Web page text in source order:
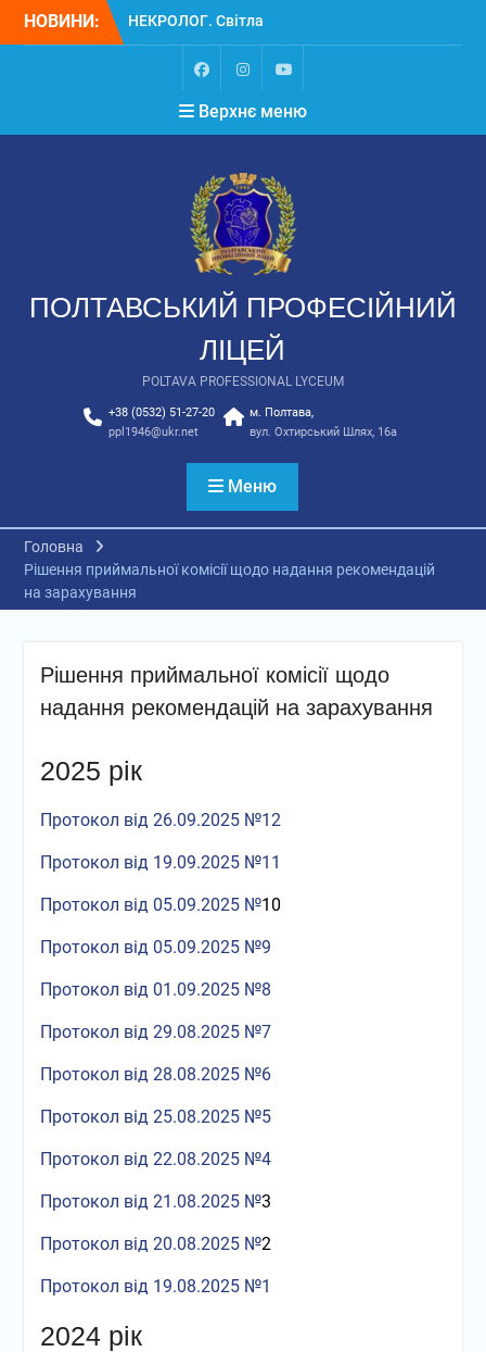
НОВИНИ:
НЕКРОЛОГ. Світла
пам’ять Замулі
Владиславу Васильовичу
Вступ для ТОТ 2026
Верхнє меню
ПОЛТАВСЬКИЙ ПРОФЕСІЙНИЙ
ЛІЦЕЙ
POLTAVA PROFESSIONAL LYCEUM
+38 (0532) 51-27-20
ppl1946@ukr.net
м. Полтава,
вул. Охтирський Шлях, 16а
Меню
Головна
Рішення приймальної комісії щодо надання рекомендацій
на зарахування
Рішення приймальної комісії щодо
надання рекомендацій на зарахування
2025 рік
Протокол від 26.09.2025 №12
Протокол від 19.09.2025 №11
Протокол від 05.09.2025 №10
Протокол від 05.09.2025 №9
Протокол від 01.09.2025 №8
Протокол від 29.08.2025 №7
Протокол від 28.08.2025 №6
Протокол від 25.08.2025 №5
Протокол від 22.08.2025 №4
Протокол від 21.08.2025 №3
Протокол від 20.08.2025 №2
Протокол від 19.08.2025 №1
2024 рік